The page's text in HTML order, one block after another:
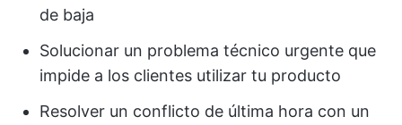
de baja
Solucionar un problema técnico urgente que
impide a los clientes utilizar tu producto
Resolver un conflicto de última hora con un